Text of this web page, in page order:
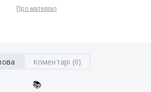
Про матеріал
Коментарі (0)
📚